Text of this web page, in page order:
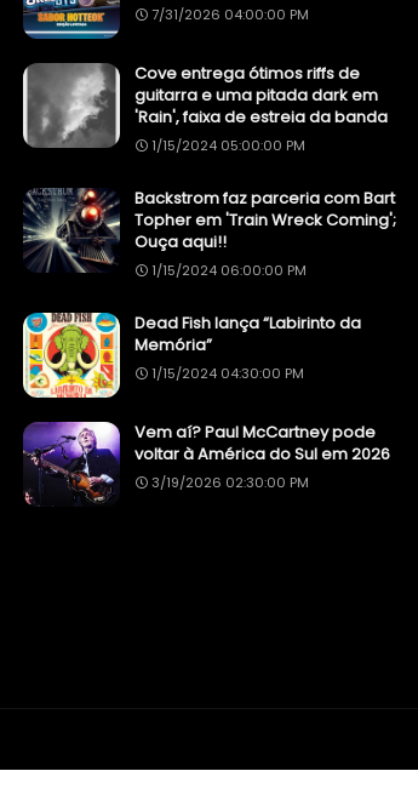
7/31/2026 04:00:00 PM
Cove entrega ótimos riffs de
guitarra e uma pitada dark em
'Rain', faixa de estreia da banda
1/15/2024 05:00:00 PM
Backstrom faz parceria com Bart
Topher em 'Train Wreck Coming';
Ouça aqui!!
1/15/2024 06:00:00 PM
Dead Fish lança “Labirinto da
Memória”
1/15/2024 04:30:00 PM
Vem aí? Paul McCartney pode
voltar à América do Sul em 2026
3/19/2026 02:30:00 PM